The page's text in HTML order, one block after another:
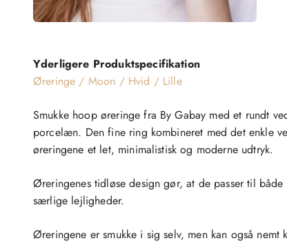
Yderligere Produktspecifikation
Øreringe / Moon / Hvid / Lille
Smukke hoop øreringe fra By Gabay med et rundt
porcelæn. Den fine ring kombineret med det enkle
øreringene et let, minimalistisk og moderne udtryk.
Øreringenes tidløse design gør, at de passer til både
særlige lejligheder.
Øreringene er smukke i sig selv, men kan også nemt